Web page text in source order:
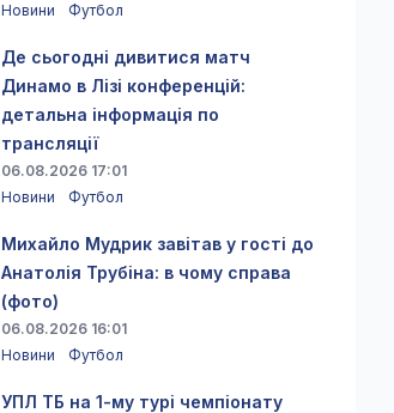
Новини
Футбол
Де сьогодні дивитися матч
Динамо в Лізі конференцій:
детальна інформація по
трансляції
06.08.2026 17:01
Новини
Футбол
Михайло Мудрик завітав у гості до
Анатолія Трубіна: в чому справа
(фото)
06.08.2026 16:01
Новини
Футбол
УПЛ ТБ на 1-му турі чемпіонату